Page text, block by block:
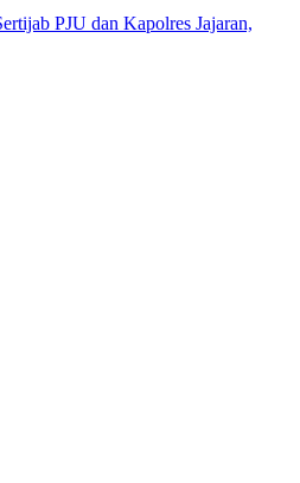
PJU dan Kapolres Jajaran,